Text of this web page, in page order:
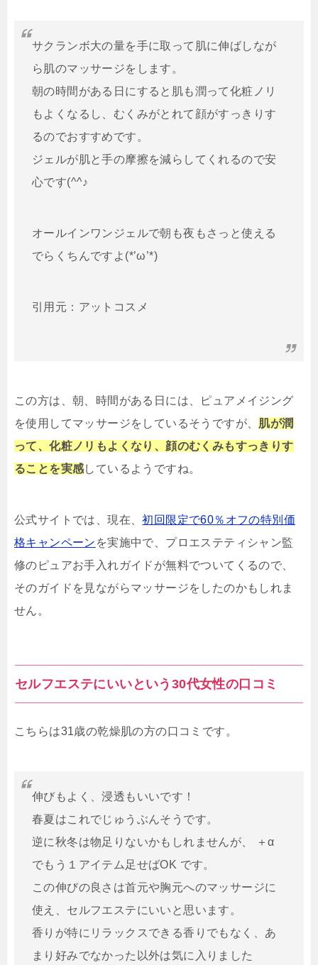
サクランボ大の量を手に取って肌に伸ばしなが
ら肌のマッサージをします。
朝の時間がある日にすると肌も潤って化粧ノリ
もよくなるし、むくみがとれて顔がすっきりす
るのでおすすめです。
ジェルが肌と手の摩擦を減らしてくれるので安
心です(^^♪
オールインワンジェルで朝も夜もさっと使える
でらくちんですよ(*’ω’*)
引用元：アットコスメ
この方は、朝、時間がある日には、ピュアメイジング
を使用してマッサージをしているそうですが、 肌が潤
って、化粧ノリもよくなり、顔のむくみもすっきりす
ることを実感しているようですね。
公式サイトでは、現在、初回限定で60％オフの特別価
格キャンペーン を実施中で、プロエステティシャン監
修のピュアお手入れガイドが無料でついてくるので、
そのガイドを見ながらマッサージをしたのかもしれま
せん。
セルフエステにいいという30代女性の口コミ
こちらは31歳の乾燥肌の方の口コミです。
伸びもよく、浸透もいいです！
春夏はこれでじゅうぶんそうです。
逆に秋冬は物足りないかもしれませんが、 ＋α
でもう１アイテム足せばOK です。
この伸びの良さは首元や胸元へのマッサージに
使え、セルフエステにいいと思います。
香りが特にリラックスできる香りでもなく、あ
まり好みでなかった以外は気に入りました